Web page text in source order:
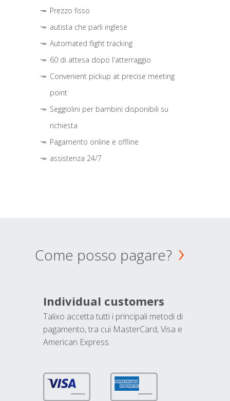
Prezzo fisso
autista che parli inglese
Automated flight tracking
60 di attesa dopo l'atterraggio
Convenient pickup at precise meeting
point
Seggiolini per bambini disponibili su
richiesta
Pagamento online e offline
assistenza 24/7
Come posso pagare?
Individual customers
Talixo accetta tutti i principali metodi di
pagamento, tra cui MasterCard, Visa e
American Express.